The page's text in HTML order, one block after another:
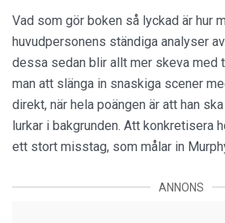
Vad som gör boken så lyckad är hur
huvudpersonens ständiga analyser
dessa sedan blir allt mer skeva med
man att slänga in snaskiga scener
direkt, när hela poängen är att han
lurkar i bakgrunden. Att konkretisera
ett stort misstag, som målar in
ANNONS